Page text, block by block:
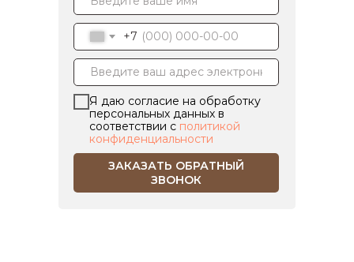
+7
Я даю согласие на обработку
персональных данных в
соответствии с политикой
конфиденциальности
ЗАКАЗАТЬ ОБРАТНЫЙ
ЗВОНОК